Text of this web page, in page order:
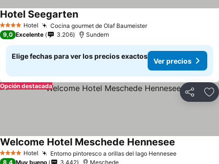
4 EstrellasHotel Cocina gourmet de Olaf BaumeisterVer precios
Hotel SeegartenVer precios
9,0 Excelente 3.206 Sundern
Elige fechas para ver los precios exactos
Ver precios
Compartir
Opción destacada
4 EstrellasHotel Entorno pintoresco a orillas del lago HenneseeVer precios
Welcome Hotel Meschede Hennesee
8,4 Muy bueno 3.442 Meschede